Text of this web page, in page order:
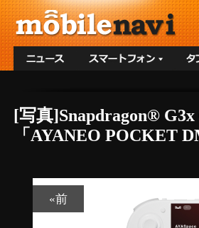
[写真]Snapdragon®
「AYANEO POCKET
«前